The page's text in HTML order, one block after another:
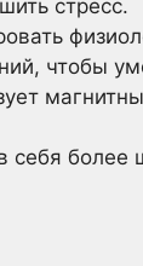
стресс.
чтобы
более